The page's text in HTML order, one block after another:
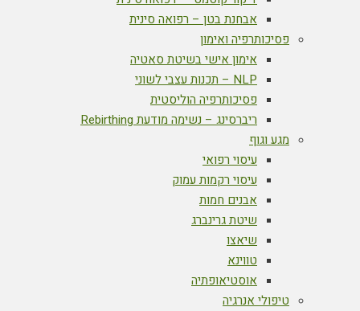
אבחנת בטן – רפואה סינית
פסיכותרפיה ואימון
אימון אישי בשיטת סאטיה
NLP – תכנות עצבי לשוני
פסיכותרפיה הוליסטית
ריברסינג – נשימה מודעת Rebirthing
מגע וגוף
עיסוי רפואי
עיסוי רקמות עמוק
אבנים חמות
שיטת גרינברג
שיאצו
טווינא
אוסטיאופתיה
טיפולי אנרגיה